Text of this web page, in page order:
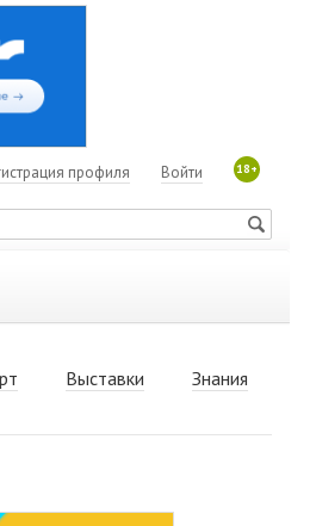
18+
Войти
профиля
Выставки Знания